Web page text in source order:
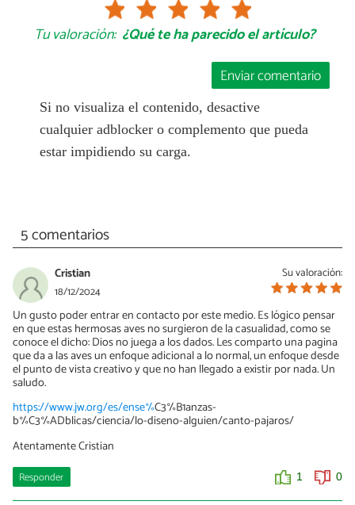
Tu valoración: ¿Qué te ha parecido el artículo?
Enviar comentario
Si no visualiza el contenido, desactive
cualquier adblocker o complemento que pueda
estar impidiendo su carga.
5 comentarios
Su valoración:
Cristian
18/12/2024
Un gusto poder entrar en contacto por este medio. Es lógico pensar
en que estas hermosas aves no surgieron de la casualidad, como se
conoce el dicho: Dios no juega a los dados. Les comparto una pagina
que da a las aves un enfoque adicional a lo normal, un enfoque desde
el punto de vista creativo y que no han llegado a existir por nada. Un
saludo.
https://www.jw.org/es/ense%C3%B1anzas-
b%C3%ADblicas/ciencia/lo-diseno-alguien/canto-pajaros/
Atentamente Cristian
Responder 1 0